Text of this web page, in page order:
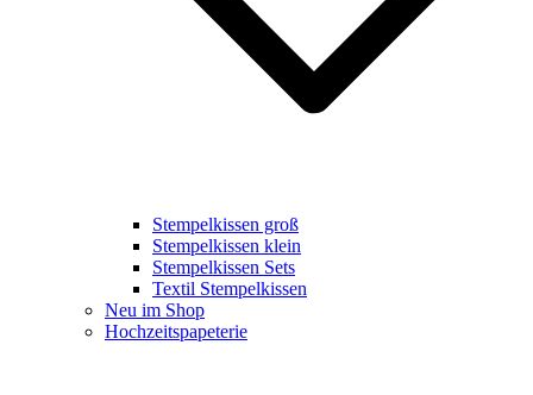
Stempelkissen groß
Stempelkissen klein
Stempelkissen Sets
Textil Stempelkissen
Neu im Shop
Hochzeitspapeterie